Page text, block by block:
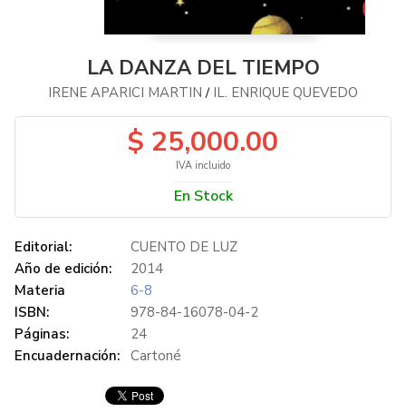
LA DANZA DEL TIEMPO
IRENE APARICI MARTIN / IL. ENRIQUE QUEVEDO
$ 25,000.00
IVA incluido
En Stock
Editorial:
CUENTO DE LUZ
Año de edición:
2014
Materia
6-8
ISBN:
978-84-16078-04-2
Páginas:
24
Encuadernación: Cartoné